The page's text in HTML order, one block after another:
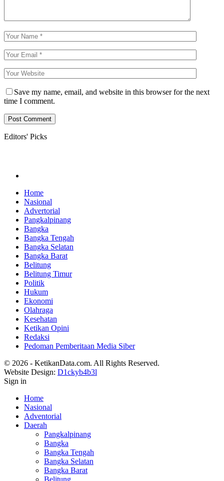
Save my name, email, and website in this browser for the next
time I comment.
Editors' Picks
Home
Nasional
Advertorial
Pangkalpinang
Bangka
Bangka Tengah
Bangka Selatan
Bangka Barat
Belitung
Belitung Timur
Politik
Hukum
Ekonomi
Olahraga
Kesehatan
Ketikan Opini
Redaksi
Pedoman Pemberitaan Media Siber
© 2026 - KetikanData.com. All Rights Reserved.
Website Design: D1ckyb4b3l
Sign in
Home
Nasional
Adventorial
Daerah
Pangkalpinang
Bangka
Bangka Tengah
Bangka Selatan
Bangka Barat